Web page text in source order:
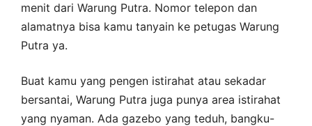
menit dari Warung Putra. Nomor telepon dan
alamatnya bisa kamu tanyain ke petugas Warung
Putra ya.
Buat kamu yang pengen istirahat atau sekadar
bersantai, Warung Putra juga punya area istirahat
yang nyaman. Ada gazebo yang teduh, bangku-